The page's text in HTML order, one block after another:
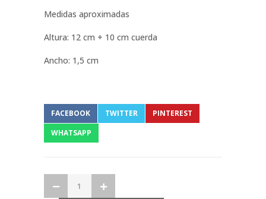
Medidas aproximadas
Altura: 12 cm + 10 cm cuerda
Ancho: 1,5 cm
FACEBOOK TWITTER
PINTEREST
WHATSAPP